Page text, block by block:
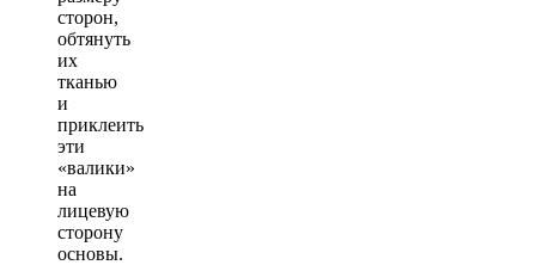
сторон,
обтянуть
их
тканью
и
приклеить
эти
«валики»
на
лицевую
сторону
основы.